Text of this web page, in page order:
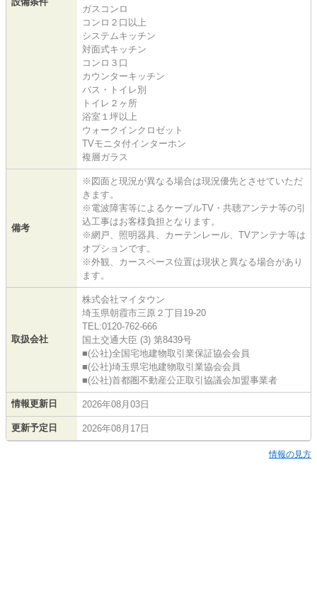
ガスコンロ
コンロ２口以上
システムキッチン
対面式キッチン
コンロ３口
カウンターキッチン
バス・トイレ別
トイレ２ヶ所
浴室１坪以上
ウォークインクロゼット
TVモニタ付インターホン
複層ガラス
備考
※図面と現況が異なる場合は現況優先とさせていただ
きます。
※電波障害等によるケーブルTV・共聴アンテナ等の引
込工事はお客様負担となります。
※網戸、照明器具、カーテンレール、TVアンテナ等は
オプションです。
※外観、カースペース位置は現状と異なる場合があり
ます。
取扱会社
株式会社マイタウン
埼玉県朝霞市三原２丁目19-20
TEL:0120-762-666
国土交通大臣 (3) 第8439号
■(公社)全国宅地建物取引業保証協会会員
■(公社)埼玉県宅地建物取引業協会会員
■(公社)首都圏不動産公正取引協議会加盟事業者
情報更新日 2026年08月03日
更新予定日 2026年08月17日
情報の見方